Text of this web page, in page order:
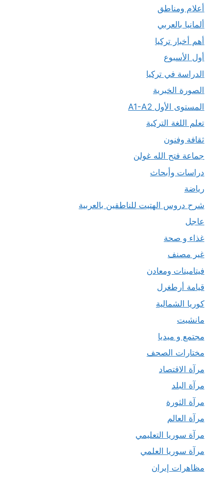
أعلام ومناطق
ألمانيا بالعربي
أهم أخبار تركيا
أول الأسبوع
الدراسة في تركيا
الصورة الخبرية
المستوى الأول A1-A2
تعلم اللغة التركية
ثقافة وفنون
جماعة فتح الله غولن
دراسات وأبحاث
رياضة
شرح دروس الهتيت للناطقين بالعربية
عاجل
غذاء و صحة
غير مصنف
فيتامينات ومعادن
قيامة أرطغرل
كوريا الشمالية
مانشيت
مجتمع و ميديا
مختارات الصحف
مرآة الاقتصاد
مرآة البلد
مرآة الثورة
مرآة العالم
مرآة سوريا التعليمي
مرآة سوريا العلمي
مظاهرات إيران